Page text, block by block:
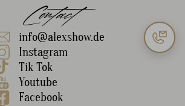
Contact
info@alexshow.de
Instagram
Tik Tok
Youtube
Facebook